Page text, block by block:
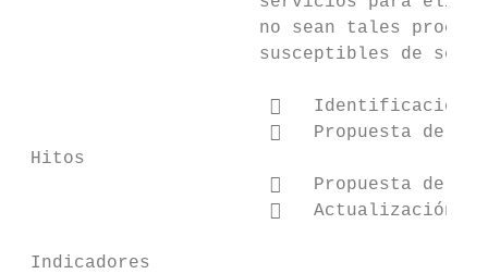
no sean tales
susceptibles de
   Identificación
   Propuesta de
Hitos
   Propuesta de
   Actualización
Indicadores